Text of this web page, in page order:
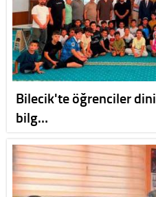
Bilecik'te öğrenciler
bilg…